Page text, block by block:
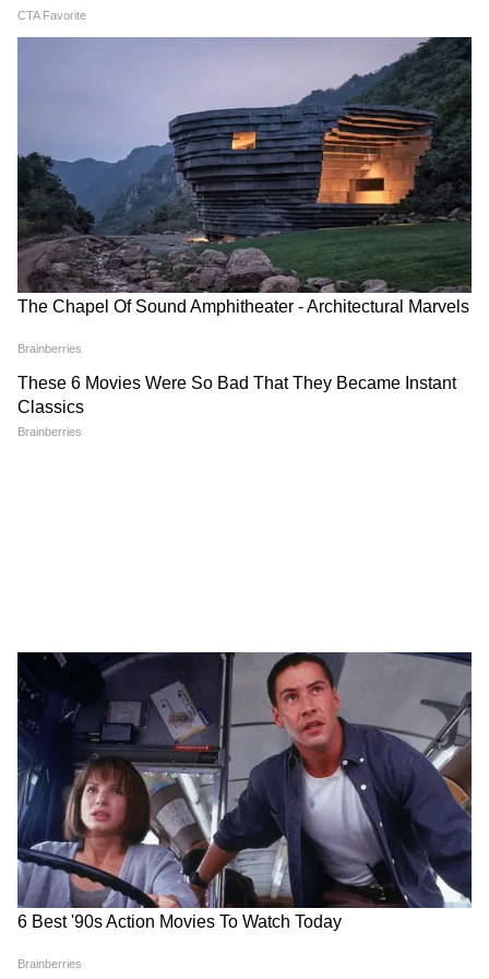
আধার কার্ডে অন্য বয়স নেই তো?
কিন্তু কারা পাবেন না এই টাকা? সেই সব বিষয়ে
কিছু শর্ত বেঁধে দিয়েছে রাজ্য সরকার। আসুন জেনে
নেওয়া যাক সেগুলো কী কী?
5
7
ক্ষেত্রে রয়েছে আরও এক গুরুত্বপূর্ণ নিয়ম
Image Credit :Asianet News